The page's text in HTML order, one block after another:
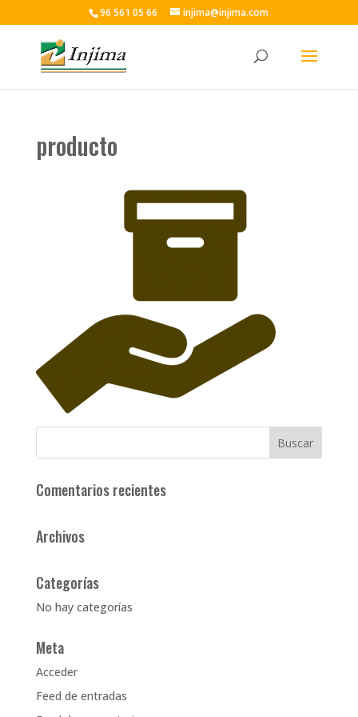
96 561 05 66 injima@injima.com
producto
Comentarios recientes
Archivos
Categorías
No hay categorías
Meta
Acceder
Feed de entradas